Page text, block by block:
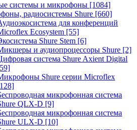
системы и микрофоны [1084]
радиосистемы Shure [660]
для конференций
Ecosystem [55]
Shure Stem [6]
и аудиопроцессоры Shure [2]
система Shure Axient Digital
Shure серии Microflex
микрофонная система
QLX-D [9]
микрофонная система
ULX-D [10]